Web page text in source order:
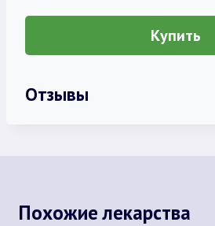
Купить
Отзывы
Похожие лекарства